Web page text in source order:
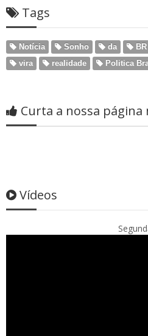
Tags
Notícia Sonho da BR
vira
realidade Politica
Curta a nossa página
Vídeos